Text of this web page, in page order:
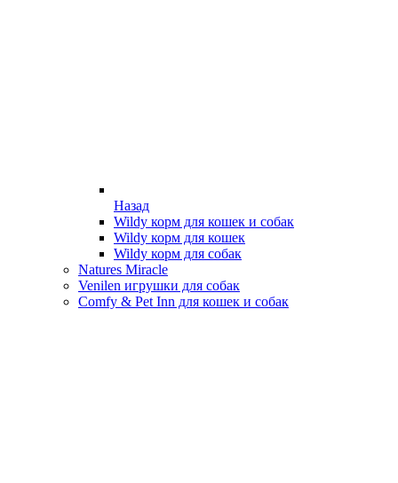
Назад
Wildy корм для кошек и собак
Wildy корм для кошек
Wildy корм для собак
Natures Miracle
Venilen игрушки для собак
Comfy & Pet Inn для кошек и собак